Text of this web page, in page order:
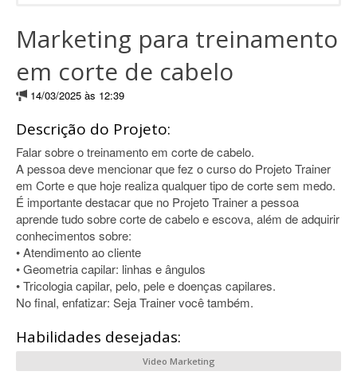
Marketing para treinamento
em corte de cabelo
14/03/2025 às 12:39
Descrição do Projeto:
Falar sobre o treinamento em corte de cabelo.
A pessoa deve mencionar que fez o curso do Projeto Trainer
em Corte e que hoje realiza qualquer tipo de corte sem medo.
É importante destacar que no Projeto Trainer a pessoa
aprende tudo sobre corte de cabelo e escova, além de adquirir
conhecimentos sobre:
• Atendimento ao cliente
• Geometria capilar: linhas e ângulos
• Tricologia capilar, pelo, pele e doenças capilares.
No final, enfatizar: Seja Trainer você também.
Habilidades desejadas:
Video Marketing